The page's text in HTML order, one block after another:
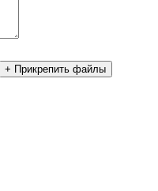
+ Прикрепить файлы